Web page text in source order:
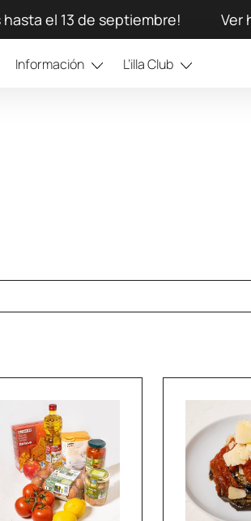
el 13 de septiembre! Ver
Información L’illa Club